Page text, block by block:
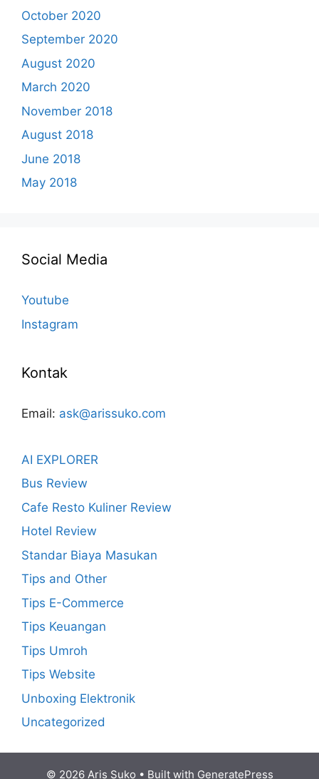
October 2020
September 2020
August 2020
March 2020
November 2018
August 2018
June 2018
May 2018
Social Media
Youtube
Instagram
Kontak
Email: ask@arissuko.com
AI EXPLORER
Bus Review
Cafe Resto Kuliner Review
Hotel Review
Standar Biaya Masukan
Tips and Other
Tips E-Commerce
Tips Keuangan
Tips Umroh
Tips Website
Unboxing Elektronik
Uncategorized
© 2026 Aris Suko • Built with GeneratePress